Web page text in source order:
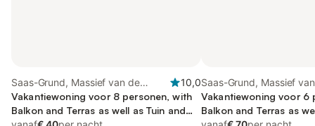
Saas-Grund, Massief van de
Monte Rosa
10,0
Vakantiewoning voor 8 personen, with
Balkon and Terras as well as Tuin and
Saas-Grund, Massief
Monte Rosa
Vakantiewoning voor 6
Balkon and Terras as